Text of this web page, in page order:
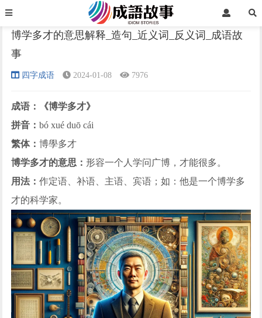
正文
博学多才的意思解释_造句_近义词_反义词_成语故
事
四字成语 2024-01-08 7976
成语：《博学多才》
拼音：bó xué duō cái
繁体：博學多才
博学多才的意思： 形容一个人学问广博，才能很多。
用法：作定语、补语、主语、宾语；如：他是一个博学多
才的科学家。